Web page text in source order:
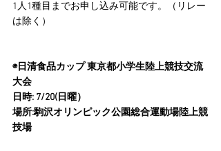
1人1種目までお申し込み可能です。（リレー
は除く）
◉日清食品カップ 東京都小学生陸上競技交流
大会
日時: 7/20(日曜）
場所:駒沢オリンピック公園総合運動場陸上競
技場